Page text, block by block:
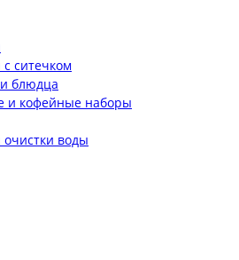
ситечком
блюдца
и кофейные наборы
воды